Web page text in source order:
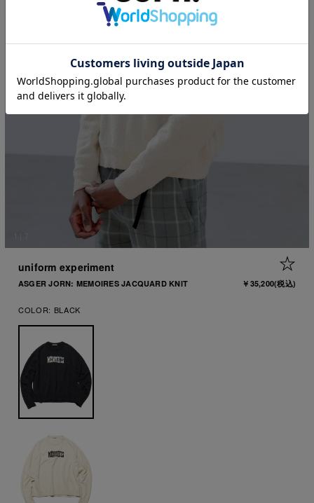
uniform experiment
ASGER JORN: MEMOIRES JACQUARD KNIT ￥35,200(税込)
COLOR: BLACK